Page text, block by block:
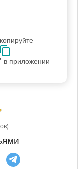
в приложении